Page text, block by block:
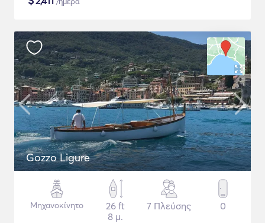
Gozzo Ligure
Μηχανοκίνητο
26 ft
8 μ.
7 Πλεύσης 0